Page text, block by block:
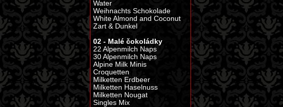
Water
Weihnachts Schokolade
White Almond and Coconut
Zart & Dunkel
02 - Malé čokoládky
22 Alpenmilch Naps
30 Alpenmilch Naps
Alpine Milk Minis
Croquetten
Milketten Erdbeer
Milketten Haselnuss
Milketten Nougat
Singles Mix